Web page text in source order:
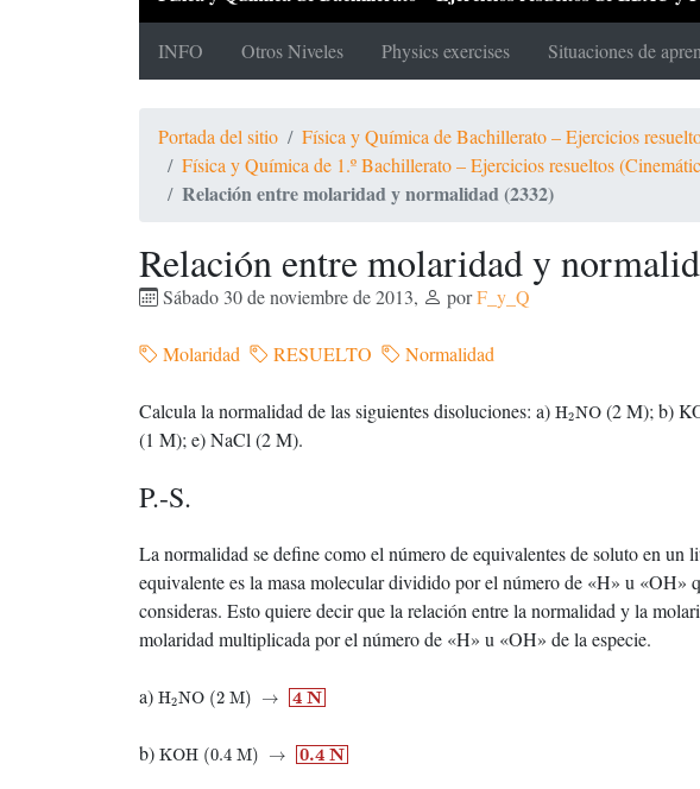
INFO Otros Niveles Physics exercises Situaciones de
Portada del sitio
Física y Química de Bachillerato – Ejercicios
Física y Química de 1.º Bachillerato – Ejercicios resueltos
Relación entre molaridad y normalidad (2332)
Relación entre molaridad y
Sábado 30 de noviembre de 2013, porF_y_Q
Molaridad RESUELTO Normalidad
Calcula la normalidad de las siguientes disoluciones: a) H2NO
H 2NO(2 M); b)
(1 M); e) NaCl (2 M).
P.-S.
La normalidad se define como el número de equivalentes de soluto en un
equivalente es la masa molecular dividido por el número de «H» u «OH»
consideras. Esto quiere decir que la relación entre la normalidad y la
molaridad multiplicada por el número de «H» u «OH» de la especie.
a) H2NO (2 M) → 4 N
H 2NO (2 M) N
b) KOH (0.4 M) → 0.4 N
KOH (0.4 M) 0.4 N